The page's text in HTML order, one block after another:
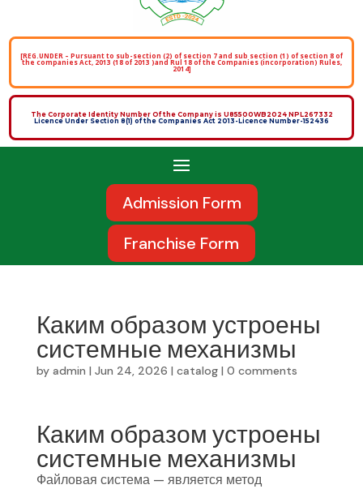
[REG.UNDER – Pursuant to sub-section (2) of section 7 and sub section (1) of section 8 of
the companies Act, 2013 (18 of 2013 )and Rul 18 of the Companies (incorporation) Rules,
2014]
The Corporate Identity Number Of the Company is U85500WB2024 NPL267332
Licence Under Section 8(1) of the Companies Act 2013-Licence Number-152436
Admission Form
Franchise Form
Каким образом устроены
системные механизмы
by admin | Jun 24, 2026 | catalog| 0 comments
Каким образом устроены
системные механизмы
Файловая система — является метод